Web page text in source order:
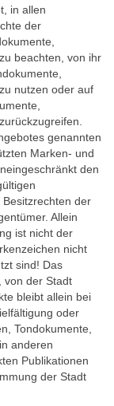
in allen
der
beachten, von ihr
nutzen oder auf
genannten
Marken- und
den
der
Allein
ist nicht der
nicht
sind! Das
von der Stadt
bleibt allein bei
oder
Tondokumente,
anderen
Publikationen
der Stadt